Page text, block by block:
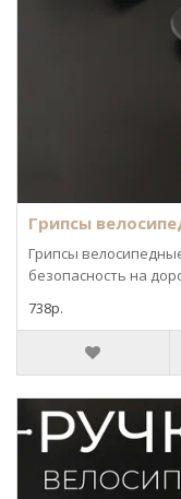
Грипсы
Грипсы
безопасность на
738р.